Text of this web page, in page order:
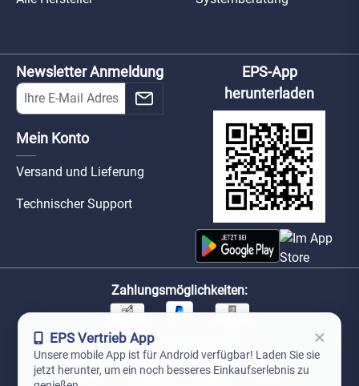
Newsletter Anmeldung
Mein Konto
Versand und Lieferung
Technischer Support
EPS-App
herunterladen
Zahlungsmöglichkeiten:
Unsere Versandpartner:
EPS Vertrieb App ×
Unsere mobile App ist für Android verfügbar! Laden Sie sie
jetzt herunter, um ein noch besseres Einkaufserlebnis zu